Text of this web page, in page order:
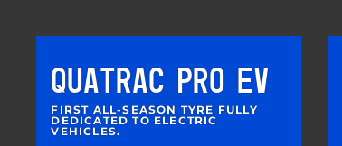
QUATRAC PRO EV
FIRST ALL-SEASON TYRE FULLY
DEDICATED TO ELECTRIC
VEHICLES.